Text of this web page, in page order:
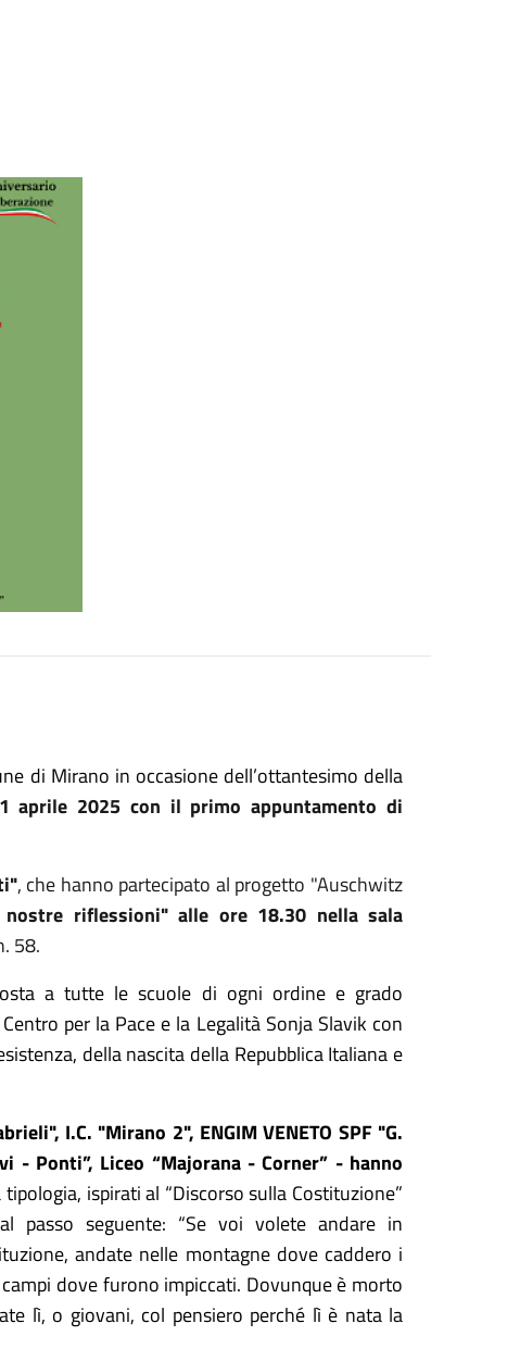
di Mirano in occasione dell’ottantesimo della
aprile 2025 con il primo appuntamento di
, che hanno partecipato al progetto "Auschwitz
nostre riflessioni" alle ore 18.30 nella sala
58.
a tutte le scuole di ogni ordine e grado
per la Pace e la Legalità Sonja Slavik con
della nascita della Repubblica Italiana e
I.C. "Mirano 2", ENGIM VENETO SPF "G.
- Ponti”, Liceo “Majorana - Corner” - hanno
ispirati al “Discorso sulla Costituzione”
passo seguente: “Se voi volete andare in
andate nelle montagne dove caddero i
dove furono impiccati. Dovunque è morto
lì, o giovani, col pensiero perché lì è nata la